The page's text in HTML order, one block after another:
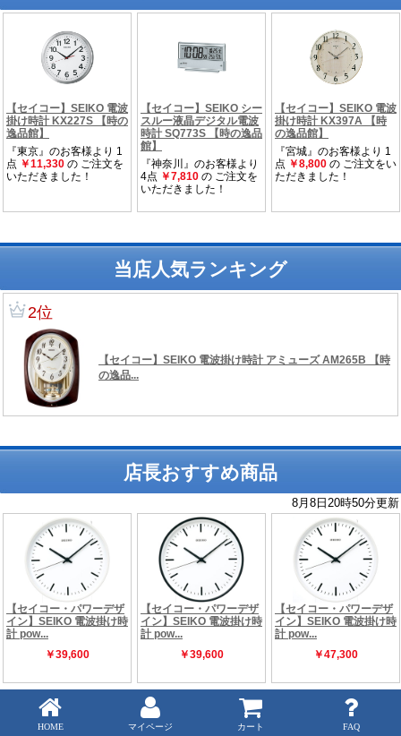
HOME マイページ カート FAQ
当店人気ランキング
店長おすすめ商品
Copyright (C) 時の逸品館 ALL rights reserved.